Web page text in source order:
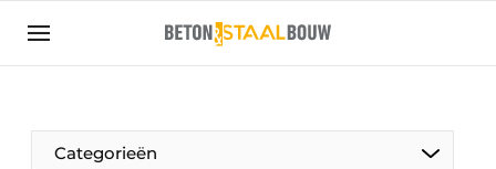
Aanmelden
Artikelen
Categorieën